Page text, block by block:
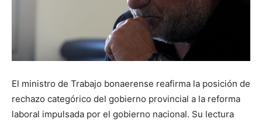
El ministro de Trabajo bonaerense reafirma la posición de
rechazo categórico del gobierno provincial a la reforma
laboral impulsada por el gobierno nacional. Su lectura